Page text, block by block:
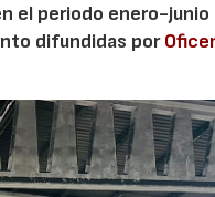
el periodo enero-junio
difundidas por